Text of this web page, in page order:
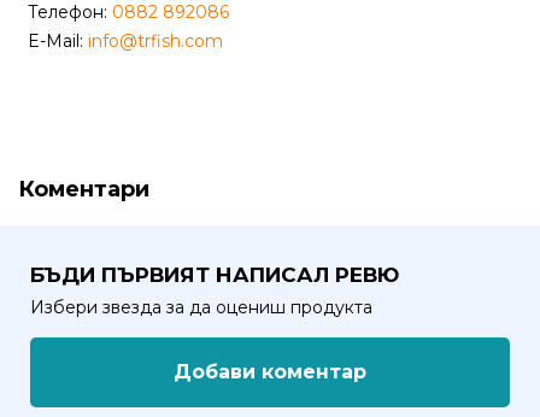
Телефон: 0882 892086
E-Mail: info@trfish.com
Коментари
БЪДИ ПЪРВИЯТ НАПИСАЛ РЕВЮ
Избери звезда за да оцениш продукта
Добави коментар